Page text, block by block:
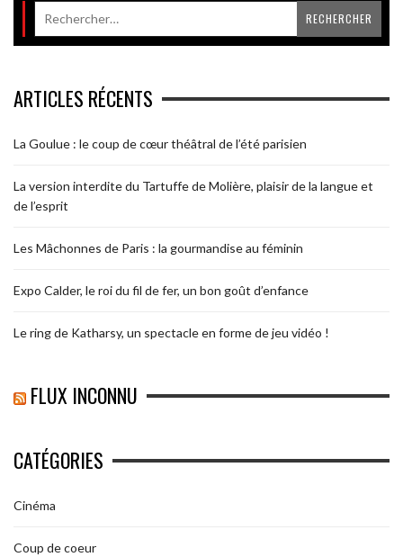
ARTICLES RÉCENTS
La Goulue : le coup de cœur théâtral de l’été parisien
La version interdite du Tartuffe de Molière, plaisir de la langue et
de l’esprit
Les Mâchonnes de Paris : la gourmandise au féminin
Expo Calder, le roi du fil de fer, un bon goût d’enfance
Le ring de Katharsy, un spectacle en forme de jeu vidéo !
FLUX INCONNU
CATÉGORIES
Cinéma
Coup de coeur